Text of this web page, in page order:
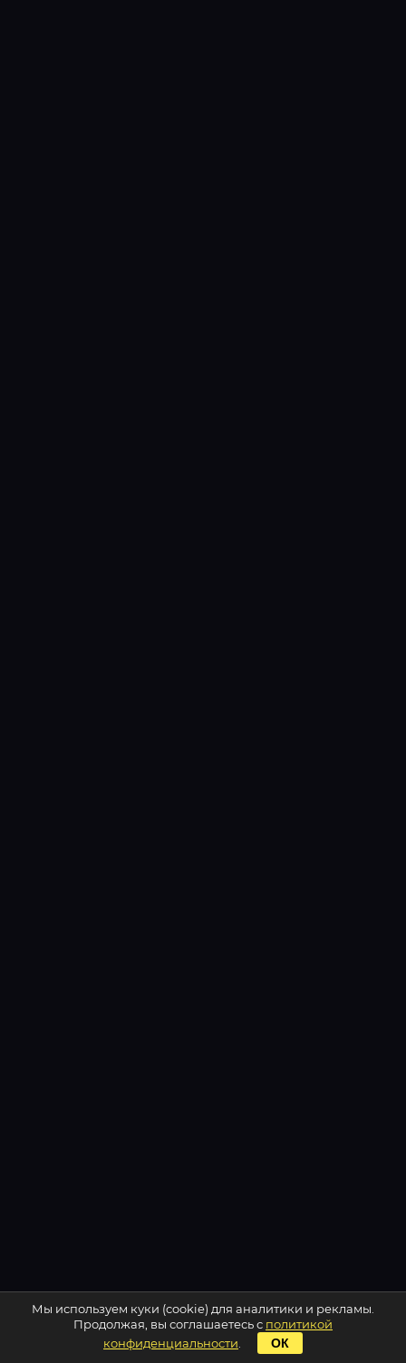
Мы используем куки (cookie) для аналитики и рекламы.
Продолжая, вы соглашаетесь с политикой
конфиденциальности
ОК